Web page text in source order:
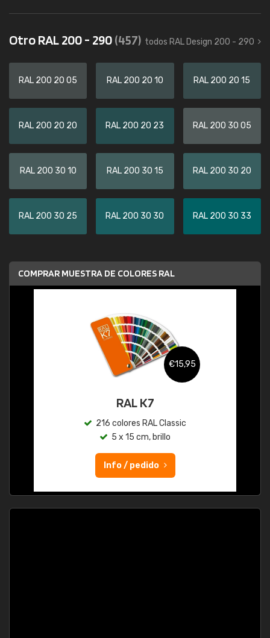
Otro RAL 200 - 290(457) todos RAL Design 200 - 290
RAL 200 20 05 RAL 200 20 10 RAL 200 20 15
RAL 200 20 20 RAL 200 20 23 RAL 200 30 05
RAL 200 30 10 RAL 200 30 15 RAL 200 30 20
RAL 200 30 25 RAL 200 30 30 RAL 200 30 33
COMPRAR MUESTRA DE COLORES RAL
€15,95
RAL K7
216 colores RAL Classic
5 x 15 cm, brillo
Info / pedido